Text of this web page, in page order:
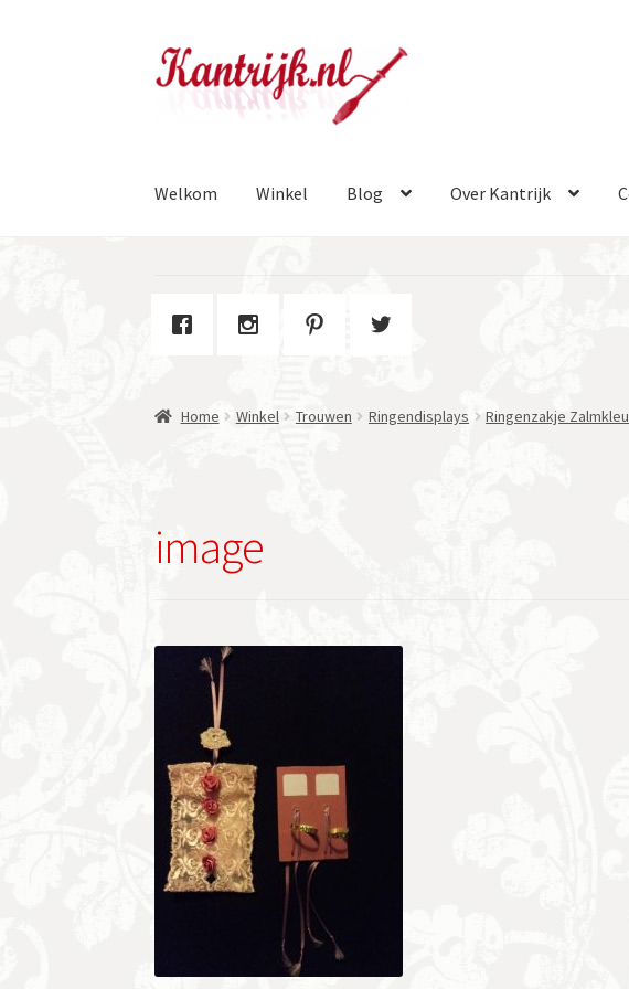
Ga
door
Ga
naar
Welkom Winkel Blog Over Kantrijk
Home Winkel Trouwen Ringendisplays Ringenzakje
image